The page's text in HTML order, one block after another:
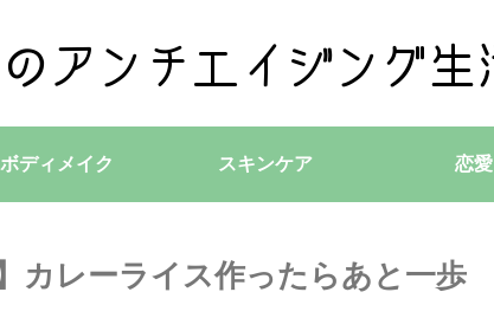
ボディメイク スキンケア 恋愛
カレーライス作ったらあと一歩